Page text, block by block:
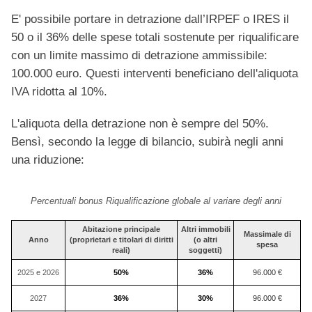
E' possibile portare in detrazione dall’IRPEF o IRES il
50 o il 36% delle spese totali sostenute per riqualificare
con un limite massimo di detrazione ammissibile:
100.000 euro. Questi interventi beneficiano dell'aliquota
IVA ridotta al 10%.
L'aliquota della detrazione non è sempre del 50%.
Bensì, secondo la legge di bilancio, subirà negli anni
una riduzione:
Percentuali bonus Riqualificazione globale al variare degli anni
Anno
Abitazione principale
(proprietari e titolari di diritti
reali)
Altri immobili
(o altri
soggetti)
Massimale di
spesa
2025 e 2026 50% 36% 96.000 €
2027 36% 30% 96.000 €